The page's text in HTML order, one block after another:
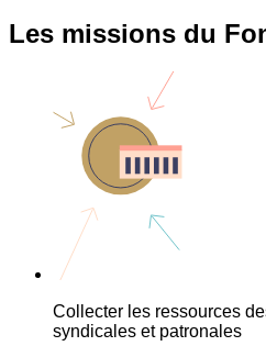
Les missions du
Collecter les ressources
syndicales et patronales